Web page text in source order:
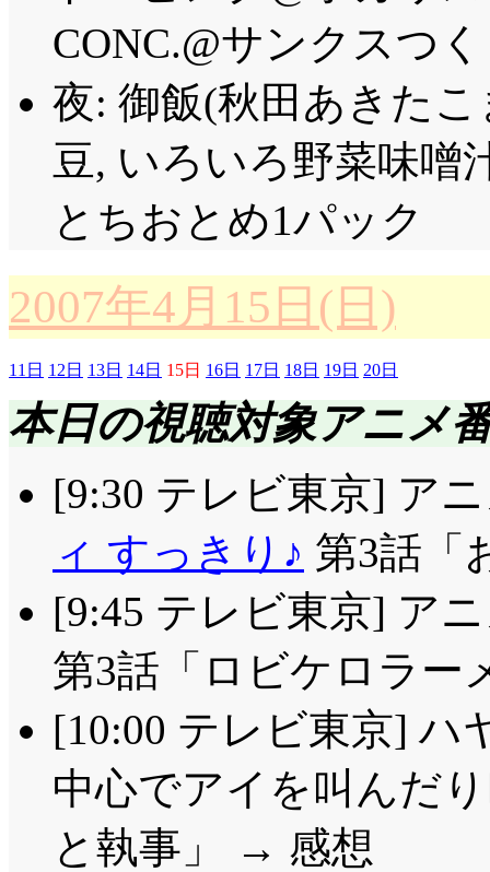
CONC.@サンクスつ
夜: 御飯(秋田あきた
豆, いろいろ野菜味噌
とちおとめ1パック
2007年4月15日(日)
11日 12日 13日 14日 15日 16日 17日 18日 19日 20日
本日の視聴対象アニメ
[9:30 テレビ東京] ア
ィ すっきり♪ 第3話「
[9:45 テレビ東京] ア
第3話「ロビケロラ
[10:00 テレビ東京] ハ
中心でアイを叫んだ
と執事」 → 感想